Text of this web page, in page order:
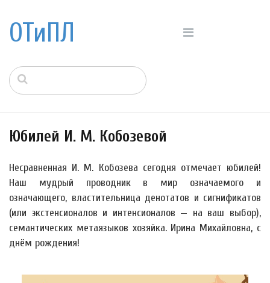
ОТиПЛ
Юбилей И. М. Кобозевой
Несравненная И. М. Кобозева сегодня отмечает юбилей!
Наш мудрый проводник в мир означаемого и
означающего, властительница денотатов и сигнификатов
(или экстенсионалов и интенсионалов — на ваш выбор),
семантических метаязыков хозяйка. Ирина Михайловна, с
днём рождения!